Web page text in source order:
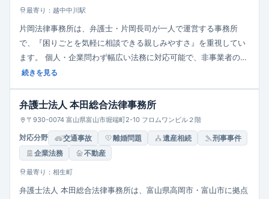
最寄り：越中中川駅
片岡法律事務所は、弁護士・片岡長司が一人で運営する事務所
で、『困りごとを気軽に相談できる親しみやすさ』を重視してい
ます。 個人・企業問わず幅広い法務に対応可能で、非事業者の相
談料は30分〜1時間で5,500円（税込）、企業向けは11,000円（税
では初回無料相談を実施し、法テラス利用・リモート相談・夜
間・休日対応にも柔軟に応じている点が特徴です。
続きを見る
弁護士法人 本田総合法律事務所
〒930-0074 富山県富山市堀端町2-10 フロムワンビル２階
対応分野 交通事故 離婚問題 遺産相続
刑事事件
企業法務
不動産
最寄り：相生町
弁護士法人 本田総合法律事務所は、富山県高岡市・富山市に拠点